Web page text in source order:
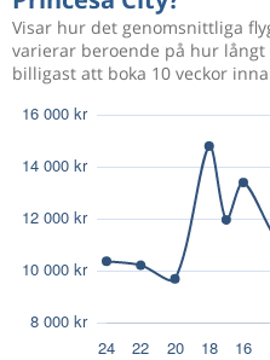
Visar hur det genomsnittliga
varierar beroende på hur
billigast att boka 10 veckor